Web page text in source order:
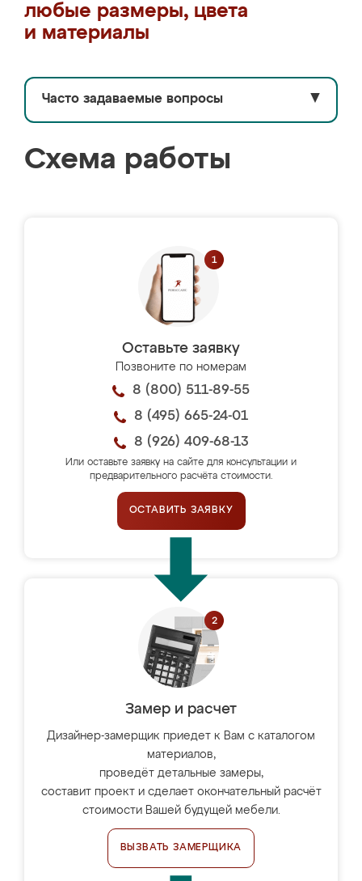
любые размеры, цвета
и материалы
Часто задаваемые вопросы ▼
Схема работы
Оставьте заявку
Позвоните по номерам
8 (800) 511-89-55
8 (495) 665-24-01
8 (926) 409-68-13
Или оставьте заявку на сайте для консультации и
предварительного расчёта стоимости.
ОСТАВИТЬ ЗАЯВКУ
Замер и расчет
Дизайнер-замерщик приедет к Вам с каталогом
материалов,
проведёт детальные замеры,
составит проект и сделает окончательный расчёт
стоимости Вашей будущей мебели.
ВЫЗВАТЬ ЗАМЕРЩИКА